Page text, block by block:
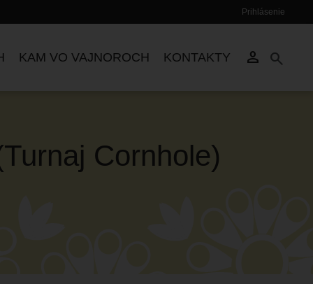
Používateľské
Prihlásenie
KAM VO VAJNOROCH KONTAKTY person search
Cornhole)